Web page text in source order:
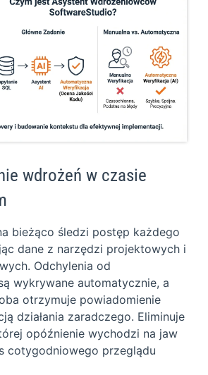
wdrożeń w czasie
bieżąco śledzi postęp każdego
dane z narzędzi projektowych i
Odchylenia od
wykrywane automatycznie, a
otrzymuje powiadomienie
działania zaradczego. Eliminuje
opóźnienie wychodzi na jaw
cotygodniowego przeglądu